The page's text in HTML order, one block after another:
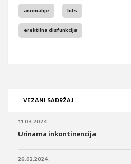
anomalije luts
erektilna disfunkcija
VEZANI SADRŽAJ
11.03.2024.
Urinarna inkontinencija
26.02.2024.